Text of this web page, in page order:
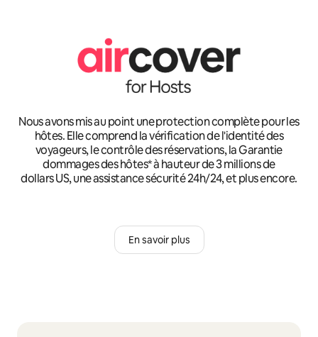
Nous avons mis au point une protection complète pour les
hôtes. Elle comprend la vérification de l'identité des
voyageurs, le contrôle des réservations, la Garantie
dommages des hôtes* à hauteur de 3 millions de
dollars US, une assistance sécurité 24h/24, et plus encore.
En savoir plus